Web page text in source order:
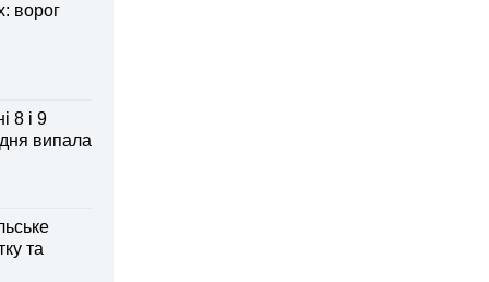
ворог
8 і 9
випала
та